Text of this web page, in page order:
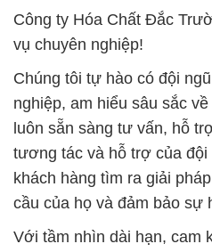
Công ty Hóa Chất Đắc
vụ chuyên nghiệp!
Chúng tôi tự hào có đội
nghiệp, am hiểu sâu sắc
luôn sẵn sàng tư vấn, hỗ
tương tác và hỗ trợ của đội
khách hàng tìm ra giải
cầu của họ và đảm bảo sự
Với tầm nhìn dài hạn, cam